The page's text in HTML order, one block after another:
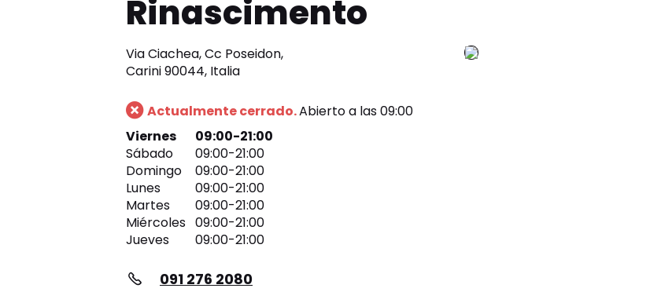
Rinascimento
Via Ciachea, Cc Poseidon,
Carini 90044, Italia
Actualmente cerrado.Abierto a las 09:00
Viernes
09:00-21:00
Sábado
09:00-21:00
Domingo
09:00-21:00
Lunes
09:00-21:00
Martes
09:00-21:00
Miércoles 09:00-21:00
Jueves
09:00-21:00
091 276 2080